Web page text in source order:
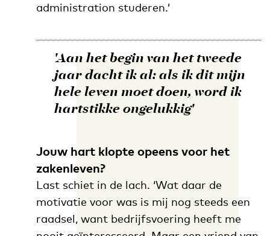
administration studeren.’
'Aan het begin van het tweede
jaar dacht ik al: als ik dit mijn
hele leven moet doen, word ik
hartstikke ongelukkig'
Jouw hart klopte opeens voor het
zakenleven?
Last schiet in de lach. ‘Wat daar de
motivatie voor was is mij nog steeds een
raadsel, want bedrijfsvoering heeft me